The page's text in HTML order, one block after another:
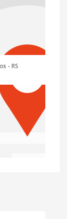
- RS